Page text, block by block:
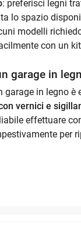
: preferisci legni
lo spazio
modelli
con un
garage in
garage in legno
vernici e
effettuare
per